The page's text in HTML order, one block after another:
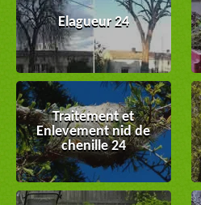
Elagueur 24
Traitement et
Enlevement nid de
chenille 24